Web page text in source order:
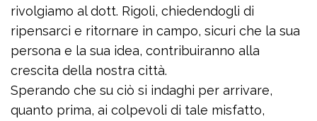
rivolgiamo al dott. Rigoli, chiedendogli di
ripensarci e ritornare in campo, sicuri che la sua
persona e la sua idea, contribuiranno alla
crescita della nostra città.
Sperando che su ciò si indaghi per arrivare,
quanto prima, ai colpevoli di tale misfatto,